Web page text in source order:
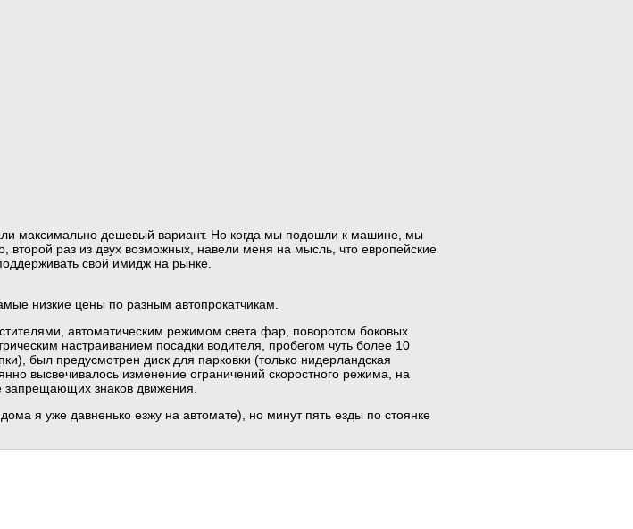
максимально дешевый вариант. Но когда мы подошли к машине, мы
второй раз из двух возможных, навели меня на мысль, что европейские
свой имидж на рынке.
низкие цены по разным автопрокатчикам.
автоматическим режимом света фар, поворотом боковых
настраиванием посадки водителя, пробегом чуть более 10
был предусмотрен диск для парковки (только нидерландская
высвечивалось изменение ограничений скоростного режима, на
запрещающих знаков движения.
я уже давненько езжу на автомате), но минут пять езды по стоянке